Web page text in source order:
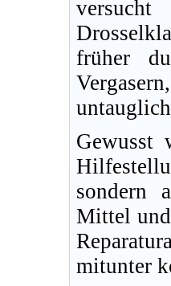
früher
Gewusst
sondern
Mittel und
mitunter